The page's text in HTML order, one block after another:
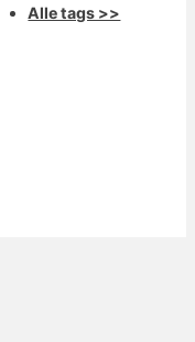
Alle tags >>